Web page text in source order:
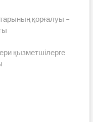
e
қорғалуы –
қызметшілерге